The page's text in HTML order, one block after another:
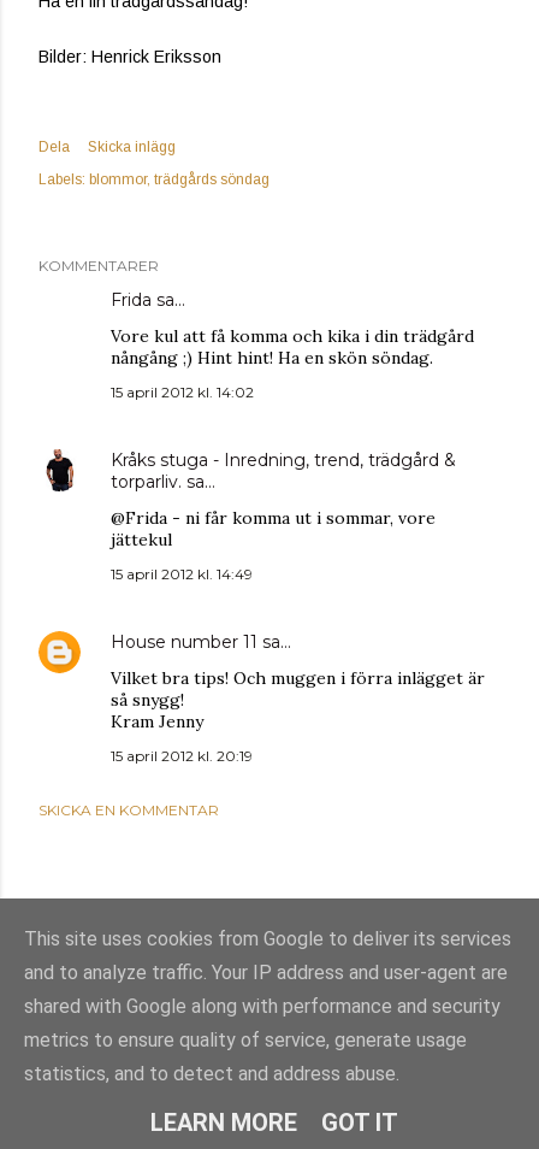
Bilder: Henrick Eriksson
Dela
Skicka inlägg
Labels: blommor trädgårds söndag
KOMMENTARER
Frida sa…
Vore kul att få komma och kika i din trädgård
nångång ;) Hint hint! Ha en skön söndag.
15 april 2012 kl. 14:02
Kråks stuga - Inredning, trend, trädgård &
torparliv. sa…
@Frida - ni får komma ut i sommar, vore
jättekul
15 april 2012 kl. 14:49
House number 11 sa…
Vilket bra tips! Och muggen i förra inlägget är
så snygg!
Kram Jenny
15 april 2012 kl. 20:19
SKICKA EN KOMMENTAR
Använder Blogger
This site uses cookies from Google to deliver its services
and to analyze traffic. Your IP address and user-agent are
shared with Google along with performance and security
metrics to ensure quality of service, generate usage
statistics, and to detect and address abuse.
LEARN MORE GOT IT